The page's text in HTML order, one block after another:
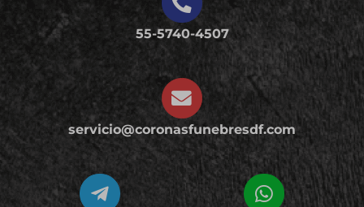
Cruces
Medallones
Cubre cajas
Ramos
55-5740-4507
servicio@coronasfunebresdf.com